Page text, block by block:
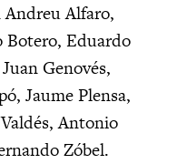
Andreu Alfaro,
Botero, Eduardo
Genovés,
Jaume Plensa,
Antonio
Zóbel.